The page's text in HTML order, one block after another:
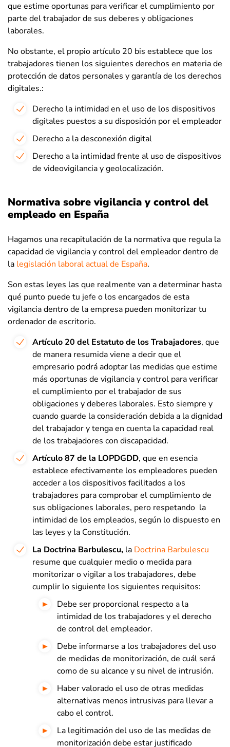
que estime oportunas para verificar el cumplimiento por
parte del trabajador de sus deberes y obligaciones
laborales.
No obstante, el propio artículo 20 bis establece que los
trabajadores tienen los siguientes derechos en materia de
protección de datos personales y garantía de los derechos
digitales.:
Derecho la intimidad en el uso de los dispositivos
digitales puestos a su disposición por el empleador
Derecho a la desconexión digital
Derecho a la intimidad frente al uso de dispositivos
de videovigilancia y geolocalización.
Normativa sobre vigilancia y control del
empleado en España
Hagamos una recapitulación de la normativa que regula la
capacidad de vigilancia y control del empleador dentro de
la legislación laboral actual de España.
Son estas leyes las que realmente van a determinar hasta
qué punto puede tu jefe o los encargados de esta
vigilancia dentro de la empresa pueden monitorizar tu
ordenador de escritorio.
Artículo 20 del Estatuto de los Trabajadores, que
de manera resumida viene a decir que el
empresario podrá adoptar las medidas que estime
más oportunas de vigilancia y control para verificar
el cumplimiento por el trabajador de sus
obligaciones y deberes laborales. Esto siempre y
cuando guarde la consideración debida a la dignidad
del trabajador y tenga en cuenta la capacidad real
de los trabajadores con discapacidad.
Artículo 87 de la LOPDGDD, que en esencia
establece efectivamente los empleadores pueden
acceder a los dispositivos facilitados a los
trabajadores para comprobar el cumplimiento de
sus obligaciones laborales, pero respetando la
intimidad de los empleados, según lo dispuesto en
las leyes y la Constitución.
La Doctrina Barbulescu, la Doctrina Barbulescu
resume que cualquier medio o medida para
monitorizar o vigilar a los trabajadores, debe
cumplir lo siguiente los siguientes requisitos:
Debe ser proporcional respecto a la
intimidad de los trabajadores y el derecho
de control del empleador.
Debe informarse a los trabajadores del uso
de medidas de monitorización, de cuál será
como de su alcance y su nivel de intrusión.
Haber valorado el uso de otras medidas
alternativas menos intrusivas para llevar a
cabo el control.
La legitimación del uso de las medidas de
monitorización debe estar justificado